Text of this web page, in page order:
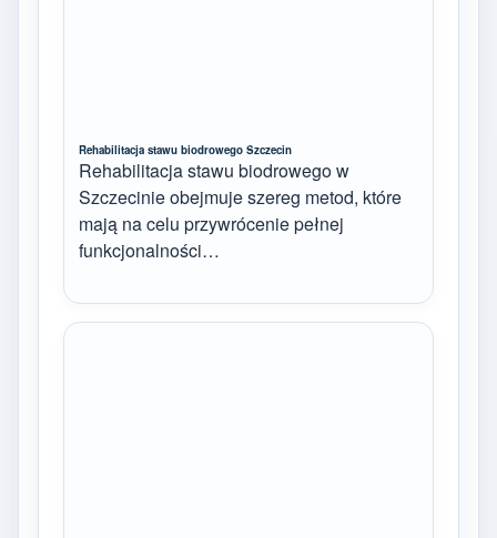
Rehabilitacja stawu biodrowego Szczecin
Rehabilitacja stawu biodrowego w
Szczecinie obejmuje szereg metod, które
mają na celu przywrócenie pełnej
funkcjonalności…